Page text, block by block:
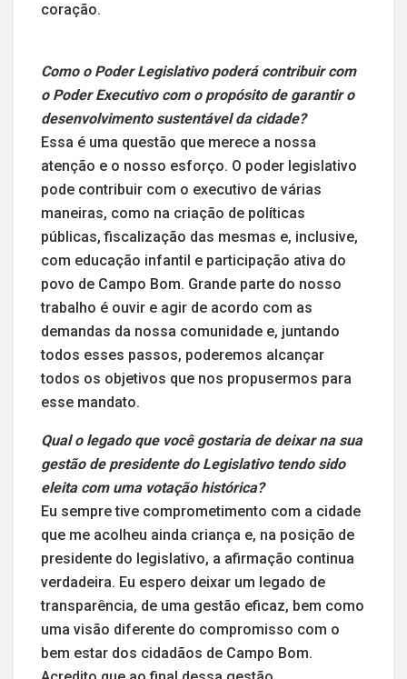
coração.
Como o Poder Legislativo poderá contribuir com
o Poder Executivo com o propósito de garantir o
desenvolvimento sustentável da cidade?
Essa é uma questão que merece a nossa
atenção e o nosso esforço. O poder legislativo
pode contribuir com o executivo de várias
maneiras, como na criação de políticas
públicas, fiscalização das mesmas e, inclusive,
com educação infantil e participação ativa do
povo de Campo Bom. Grande parte do nosso
trabalho é ouvir e agir de acordo com as
demandas da nossa comunidade e, juntando
todos esses passos, poderemos alcançar
todos os objetivos que nos propusermos para
esse mandato.
Qual o legado que você gostaria de deixar na sua
gestão de presidente do Legislativo tendo sido
eleita com uma votação histórica?
Eu sempre tive comprometimento com a cidade
que me acolheu ainda criança e, na posição de
presidente do legislativo, a afirmação continua
verdadeira. Eu espero deixar um legado de
transparência, de uma gestão eficaz, bem como
uma visão diferente do compromisso com o
bem estar dos cidadãos de Campo Bom.